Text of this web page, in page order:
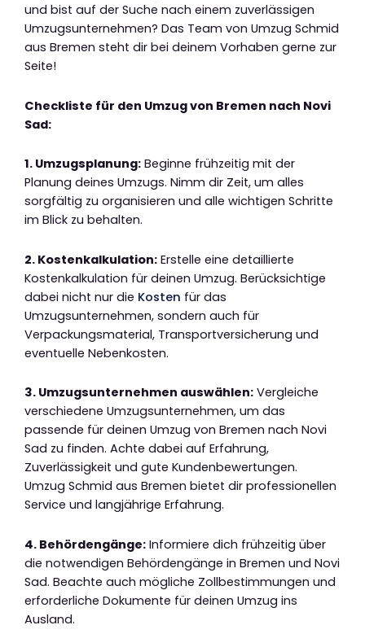
und bist auf der Suche nach einem zuverlässigen
Umzugsunternehmen? Das Team von Umzug Schmid
aus Bremen steht dir bei deinem Vorhaben gerne zur
Seite!
Checkliste für den Umzug von Bremen nach Novi
Sad:
1. Umzugsplanung: Beginne frühzeitig mit der
Planung deines Umzugs. Nimm dir Zeit, um alles
sorgfältig zu organisieren und alle wichtigen Schritte
im Blick zu behalten.
2. Kostenkalkulation: Erstelle eine detaillierte
Kostenkalkulation für deinen Umzug. Berücksichtige
dabei nicht nur die Kosten für das
Umzugsunternehmen, sondern auch für
Verpackungsmaterial, Transportversicherung und
eventuelle Nebenkosten.
3. Umzugsunternehmen auswählen: Vergleiche
verschiedene Umzugsunternehmen, um das
passende für deinen Umzug von Bremen nach Novi
Sad zu finden. Achte dabei auf Erfahrung,
Zuverlässigkeit und gute Kundenbewertungen.
Umzug Schmid aus Bremen bietet dir professionellen
Service und langjährige Erfahrung.
4. Behördengänge: Informiere dich frühzeitig über
die notwendigen Behördengänge in Bremen und Novi
Sad. Beachte auch mögliche Zollbestimmungen und
erforderliche Dokumente für deinen Umzug ins
Ausland.